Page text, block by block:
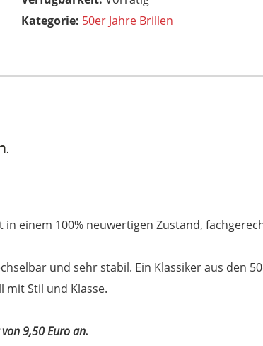
Kategorie: 50er Jahre Brillen
einem 100% neuwertigen Zustand,
und sehr stabil. Ein Klassiker aus den
Stil und Klasse.
9,50 Euro an.